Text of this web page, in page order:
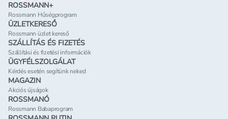
ROSSMANN+
Rossmann Hűségprogram
ÜZLETKERESŐ
Rossmann üzlet kereső
SZÁLLÍTÁS ÉS FIZETÉS
Szállítási és fizetési információk
ÜGYFÉLSZOLGÁLAT
Kérdés esetén segítünk neked
MAGAZIN
Akciós újságok
ROSSMANÓ
Rossmann Babaprogram